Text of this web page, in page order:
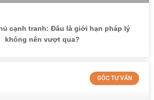
cạnh tranh: Đâu là giới hạn pháp lý
không nên vượt qua?
GÓC TƯ VẤN